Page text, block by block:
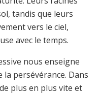
tandis que leurs
vers le ciel,
avec le temps.
nous enseigne
la persévérance. Dans
plus en plus vite et